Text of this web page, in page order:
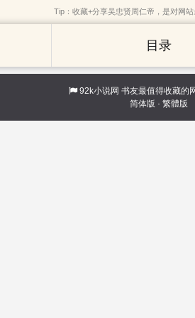
Tip：收藏+分享吴忠贤周仁帝，是对网站
目录
92k小说网 书友最值得收藏的
简体版 · 繁體版